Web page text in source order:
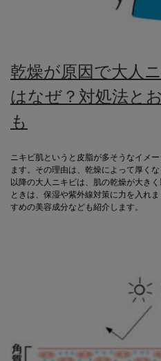
乾燥が原因で大人
はなぜ？対処法と
も
ニキビ肌というと皮脂が多そうなイメ
ます。その理由は、乾燥によって厚く
以降の大人ニキビは、肌の乾燥が大き
ときは、保湿や紫外線対策に力を入れ
すめの美容成分なども紹介します。